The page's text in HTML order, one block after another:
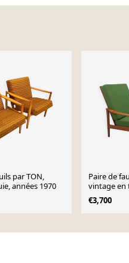
par TON,
années 1970
Paire de
vintage en
années 60
€3,700